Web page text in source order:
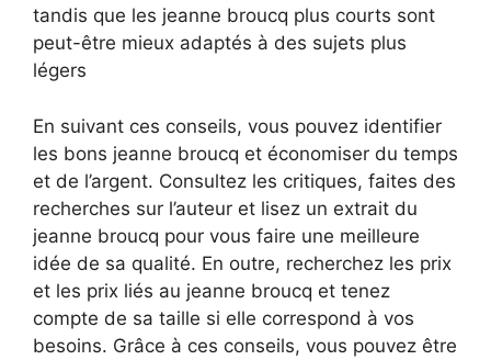
tandis que les jeanne broucq plus courts sont
peut-être mieux adaptés à des sujets plus
légers
En suivant ces conseils, vous pouvez identifier
les bons jeanne broucq et économiser du temps
et de l’argent. Consultez les critiques, faites des
recherches sur l’auteur et lisez un extrait du
jeanne broucq pour vous faire une meilleure
idée de sa qualité. En outre, recherchez les prix
et les prix liés au jeanne broucq et tenez
compte de sa taille si elle correspond à vos
besoins. Grâce à ces conseils, vous pouvez être